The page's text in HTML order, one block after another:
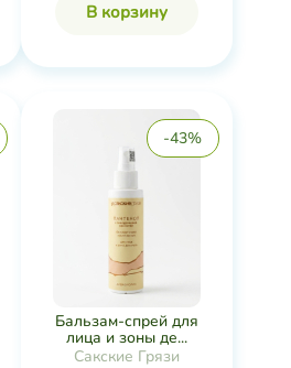
В корзину
-43%
Бальзам-спрей для
лица и зоны де...
Сакские Грязи